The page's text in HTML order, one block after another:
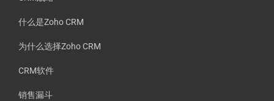
什么是Zoho CRM
为什么选择Zoho CRM
CRM软件
销售漏斗